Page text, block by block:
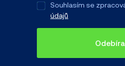
Souhlasím se
údajů